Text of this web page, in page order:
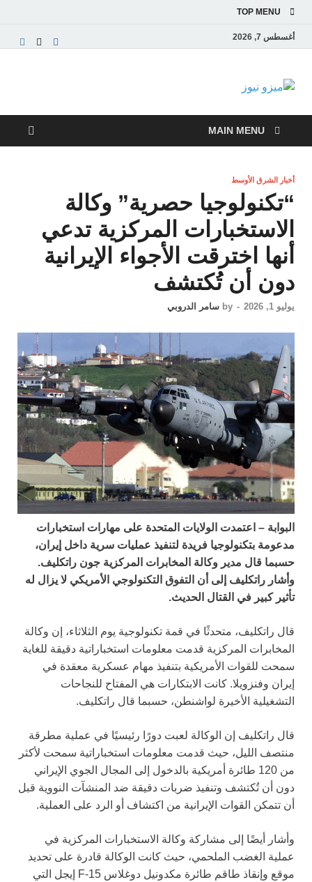
TOP MENU
أغسطس 7, 2026
ميزو نيوز
والاقتصادية
MAIN MENU
أخبار الشرق الأوسط
“تكنولوجيا حصرية” وكالة
الاستخبارات المركزية تدعي
أنها اخترقت الأجواء الإيرانية
دون أن تُكتشف
يوليو 1, 2026 -
by سامر الدروبي
البوابة – اعتمدت الولايات المتحدة على مهارات استخبارات
مدعومة بتكنولوجيا فريدة لتنفيذ عمليات سرية داخل إيران،
حسبما قال مدير وكالة المخابرات المركزية جون راتكليف.
وأشار راتكليف إلى أن التفوق التكنولوجي الأمريكي لا يزال له
تأثير كبير في القتال الحديث.
قال راتكليف، متحدثًا في قمة تكنولوجية يوم الثلاثاء، إن وكالة
المخابرات المركزية قدمت معلومات استخباراتية دقيقة للغاية
سمحت للقوات الأمريكية بتنفيذ مهام عسكرية معقدة في
إيران وفنزويلا. كانت الابتكارات هي المفتاح للنجاحات
التشغيلية الأخيرة لواشنطن، حسبما قال راتكليف.
قال راتكليف إن الوكالة لعبت دورًا رئيسيًا في عملية مطرقة
منتصف الليل، حيث قدمت معلومات استخباراتية سمحت لأكثر
من 120 طائرة أمريكية بالدخول إلى المجال الجوي الإيراني
دون أن تُكتشف وتنفيذ ضربات دقيقة ضد المنشآت النووية قبل
أن تتمكن القوات الإيرانية من اكتشاف أو الرد على العملية.
وأشار أيضًا إلى مشاركة وكالة الاستخبارات المركزية في
عملية الغضب الملحمي، حيث كانت الوكالة قادرة على تحديد
موقع وإنقاذ طاقم طائرة مكدونيل دوغلاس F-15 إيجل التي